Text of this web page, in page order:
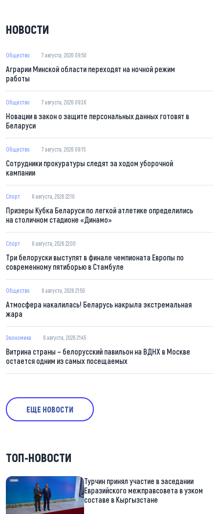
НОВОСТИ
Общество 7 августа, 2026 09:50
Аграрии Минской области переходят на ночной режим
работы
Общество 7 августа, 2026 09:36
Новации в закон о защите персональных данных готовят в
Беларуси
Общество 7 августа, 2026 09:15
Сотрудники прокуратуры следят за ходом уборочной
кампании
Спорт 6 августа, 2026 22:10
Призеры Кубка Беларуси по легкой атлетике определились
на столичном стадионе «Динамо»
Спорт 6 августа, 2026 22:00
Три белоруски выступят в финале чемпионата Европы по
современному пятиборью в Стамбуле
Общество 6 августа, 2026 21:50
Атмосфера накалилась! Беларусь накрыла экстремальная
жара
Экономика 6 августа, 2026 21:45
Витрина страны – белорусский павильон на ВДНХ в Москве
остается одним из самых посещаемых
ЕЩЕ НОВОСТИ
ТОП-НОВОСТИ
Турчин принял участие в заседании
Евразийского межправсовета в узком
составе в Кыргызстане